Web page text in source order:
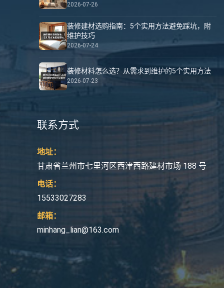
2026-07-26
装修建材选购指南：5个实用方法避免踩坑，附
维护技巧
2026-07-24
装修材料怎么选？从需求到维护的5个实用方法
2026-07-23
联系方式
地址：
甘肃省兰州市七里河区西津西路建材市场 188 号
电话：
15533027283
邮箱：
minhang_lian@163.com